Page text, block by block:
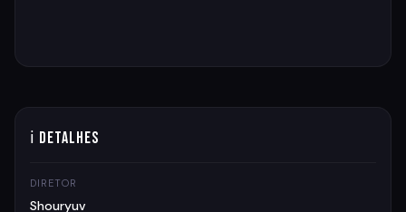
ℹ Detalhes
DIRETOR
Shouryuv